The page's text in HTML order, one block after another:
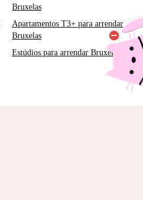
Bruxelas
Apartamentos T3+ para arrendar
Bruxelas
Estúdios para arrendar Bruxelas